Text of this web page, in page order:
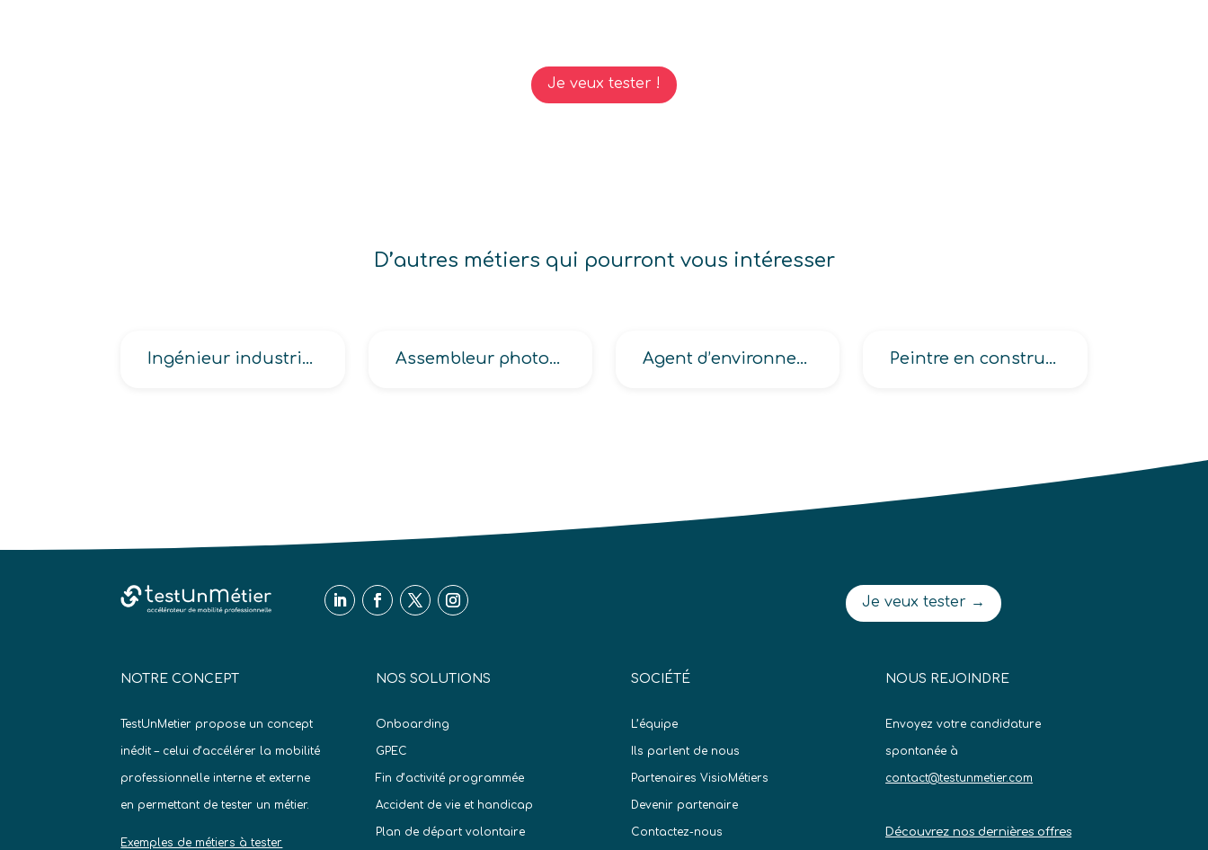
Je veux tester !
D’autres métiers qui pourront vous intéresser
Ingénieur industrialisation, de méthodes en industrie, de méthodes et organisation en industrie, de méthodes et process Assembleur photogrammètre cartographe, Cartographe, Cartographe géomaticien Agent d’environnement de proximité Peintre en construction navale
Je veux tester →
NOTRE CONCEPT
TestUnMetier propose un concept
inédit – celui d’accélérer la mobilité
professionnelle interne et externe
en permettant de tester un métier.
Exemples de métiers à tester
NOS SOLUTIONS
Onboarding
GPEC
Fin d’activité programmée
Accident de vie et handicap
Plan de départ volontaire
SOCIÉTÉ
L’équipe
Ils parlent de nous
Partenaires VisioMétiers
Devenir partenaire
Contactez-nous
NOUS REJOINDRE
Envoyez votre candidature
spontanée à
contact@testunmetier.com
Découvrez nos dernières offres